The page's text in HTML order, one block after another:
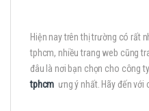
Hiện nay trên thị trường có rất
tphcm, nhiều trang web cũng
đâu là nơi bạn chọn cho công
tphcm ưng ý nhất. Hãy đến với